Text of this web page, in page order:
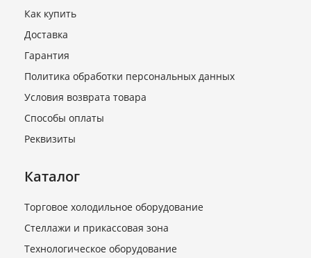
Как купить
Доставка
Гарантия
Политика обработки персональных данных
Условия возврата товара
Способы оплаты
Реквизиты
Каталог
Торговое холодильное оборудование
Стеллажи и прикассовая зона
Технологическое оборудование